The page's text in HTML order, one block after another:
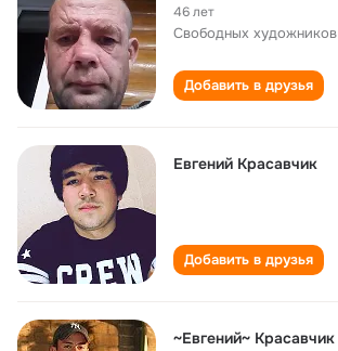
46 лет
Свободных художников
Добавить в друзья
Евгений Красавчик
Добавить в друзья
~Евгений~ Красавчик